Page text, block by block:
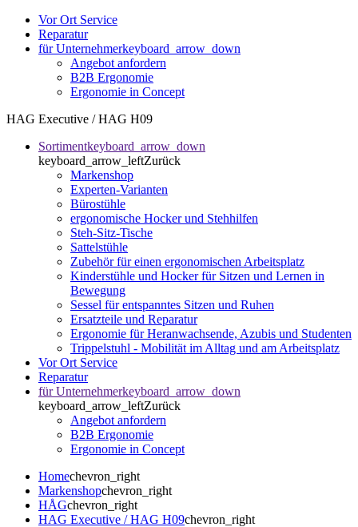
Vor Ort Service
Reparatur
für Unternehmerkeyboard_arrow_down
Angebot anfordern
B2B Ergonomie
Ergonomie in Concept
HAG Executive / HAG H09
Sortimentkeyboard_arrow_down
keyboard_arrow_leftZurück
Markenshop
Experten-Varianten
Bürostühle
ergonomische Hocker und Stehhilfen
Steh-Sitz-Tische
Sattelstühle
Zubehör für einen ergonomischen Arbeitsplatz
Kinderstühle und Hocker für Sitzen und Lernen in
Bewegung
Sessel für entspanntes Sitzen und Ruhen
Ersatzteile und Reparatur
Ergonomie für Heranwachsende, Azubis und Studenten
Trippelstuhl - Mobilität im Alltag und am Arbeitsplatz
Vor Ort Service
Reparatur
für Unternehmerkeyboard_arrow_down
keyboard_arrow_leftZurück
Angebot anfordern
B2B Ergonomie
Ergonomie in Concept
Homechevron_right
Markenshopchevron_right
HÅGchevron_right
HAG Executive / HAG H09chevron_right